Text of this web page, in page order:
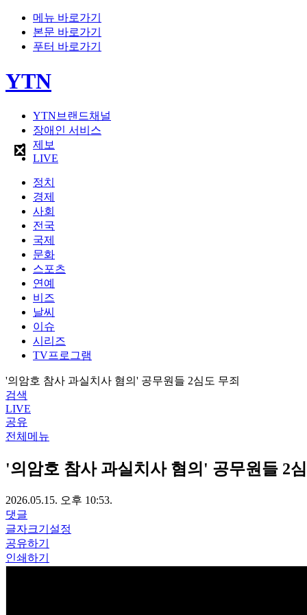
메뉴 바로가기
본문 바로가기
푸터 바로가기
YTN
YTN브랜드채널
장애인 서비스
제보
LIVE
정치
경제
사회
전국
국제
문화
스포츠
연예
비즈
날씨
이슈
시리즈
TV프로그램
'의암호 참사 과실치사 혐의' 공무원들 2심도 무죄
검색
LIVE
공유
전체메뉴
'의암호 참사 과실치사 혐의' 공무원들 2
2026.05.15. 오후 10:53.
댓글
글자크기설정
공유하기
인쇄하기